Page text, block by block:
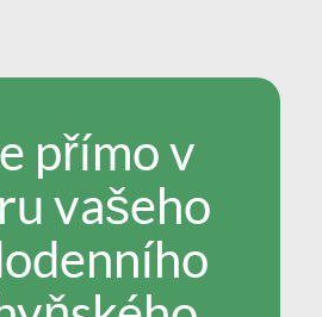
přímo v
vašeho